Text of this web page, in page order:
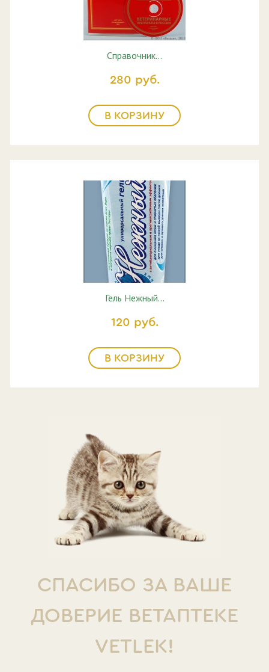
Справочник…
280 руб.
В КОРЗИНУ
Гель Нежный…
120 руб.
В КОРЗИНУ
СПАСИБО ЗА ВАШЕ
ДОВЕРИЕ ВЕТАПТЕКЕ
VETLEK!